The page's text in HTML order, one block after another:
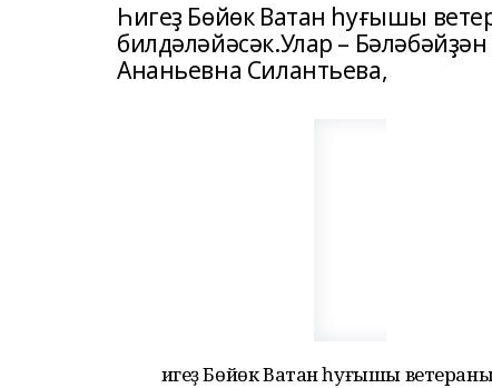
Һигеҙ Бөйөк Ватан һуғышы
билдәләйәсәк.Улар –
Ананьевна Силантьева,
Һигеҙ Бөйөк Ватан һуғышы